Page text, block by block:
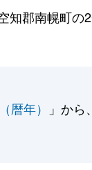
知郡南幌町の
暦年）
」か